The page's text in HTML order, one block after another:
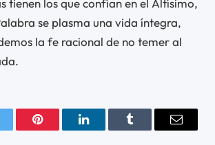
tienen los que confían en el Altísimo,
se plasma una vida íntegra,
la fe racional de no temer al
Pinterest LinkedInTumblr Email